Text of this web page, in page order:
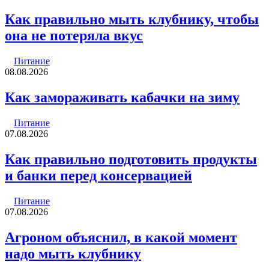
Как правильно мыть клубнику, чтобы
она не потеряла вкус
Питание
08.08.2026
Как замораживать кабачки на зиму
Питание
07.08.2026
Как правильно подготовить продукты
и банки перед консервацией
Питание
07.08.2026
Агроном объяснил, в какой момент
надо мыть клубнику